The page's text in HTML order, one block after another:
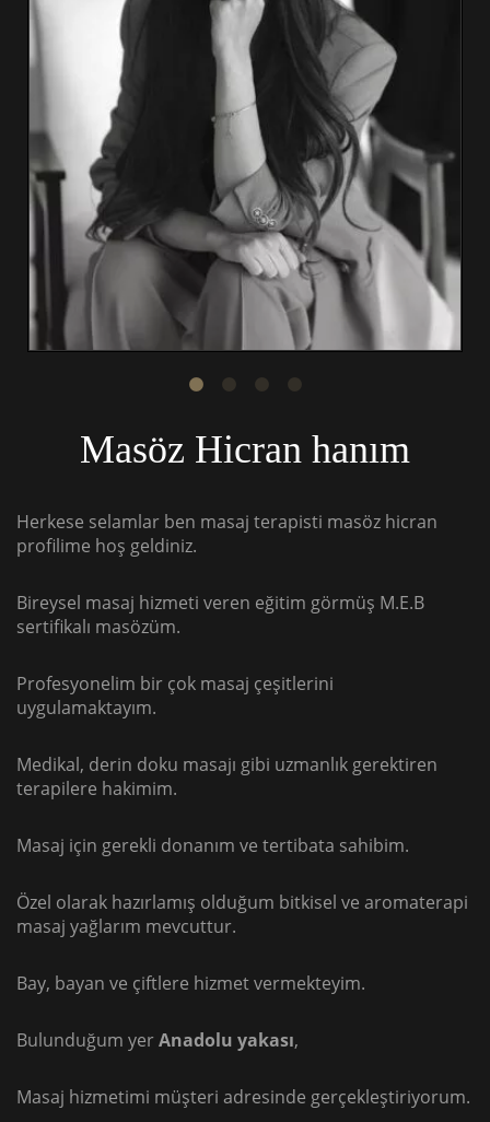
Masöz Hicran hanım
Herkese selamlar ben masaj terapisti masöz hicran
profilime hoş geldiniz.
Bireysel masaj hizmeti veren eğitim görmüş M.E.B
sertifikalı masözüm.
Profesyonelim bir çok masaj çeşitlerini
uygulamaktayım.
Medikal, derin doku masajı gibi uzmanlık gerektiren
terapilere hakimim.
Masaj için gerekli donanım ve tertibata sahibim.
Özel olarak hazırlamış olduğum bitkisel ve aromaterapi
masaj yağlarım mevcuttur.
Bay, bayan ve çiftlere hizmet vermekteyim.
Bulunduğum yerAnadolu yakası,
Masaj hizmetimi müşteri adresinde gerçekleştiriyorum.